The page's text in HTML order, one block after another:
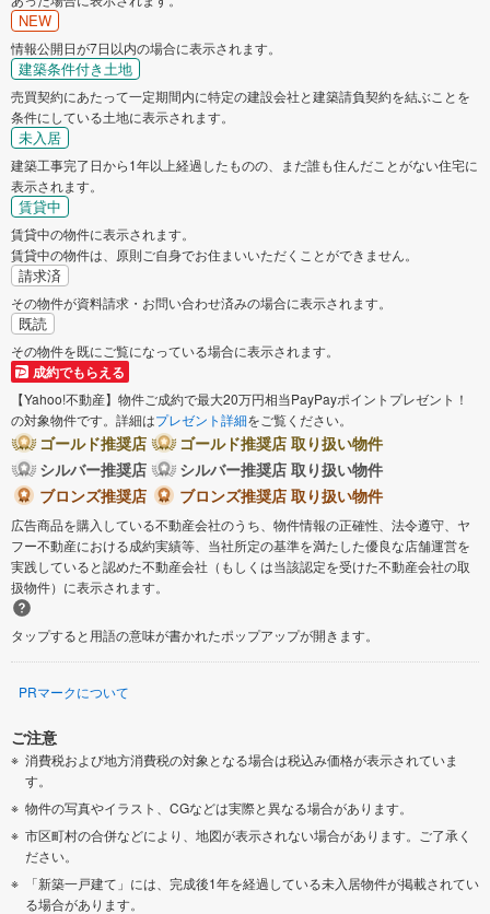
NEW
情報公開日が7日以内の場合に表示されます。
建築条件付き土地
売買契約にあたって一定期間内に特定の建設会社と建築請負契約を結ぶことを
条件にしている土地に表示されます。
未入居
建築工事完了日から1年以上経過したものの、まだ誰も住んだことがない住宅に
表示されます。
賃貸中
賃貸中の物件に表示されます。
賃貸中の物件は、原則ご自身でお住まいいただくことができません。
請求済
その物件が資料請求・お問い合わせ済みの場合に表示されます。
既読
その物件を既にご覧になっている場合に表示されます。
成約でもらえる
【Yahoo!不動産】物件ご成約で最大20万円相当PayPayポイントプレゼント！
の対象物件です。詳細はプレゼント詳細をご覧ください。
ゴールド推奨店
ゴールド推奨店 取り扱い物件
シルバー推奨店
シルバー推奨店 取り扱い物件
ブロンズ推奨店
ブロンズ推奨店 取り扱い物件
広告商品を購入している不動産会社のうち、物件情報の正確性、法令遵守、ヤ
フー不動産における成約実績等、当社所定の基準を満たした優良な店舗運営を
実践していると認めた不動産会社（もしくは当該認定を受けた不動産会社の取
扱物件）に表示されます。
タップすると用語の意味が書かれたポップアップが開きます。
PRマークについて
ご注意
消費税および地方消費税の対象となる場合は税込み価格が表示されていま
す。
物件の写真やイラスト、CGなどは実際と異なる場合があります。
市区町村の合併などにより、地図が表示されない場合があります。ご了承く
ださい。
「新築一戸建て」には、完成後1年を経過している未入居物件が掲載されてい
る場合があります。